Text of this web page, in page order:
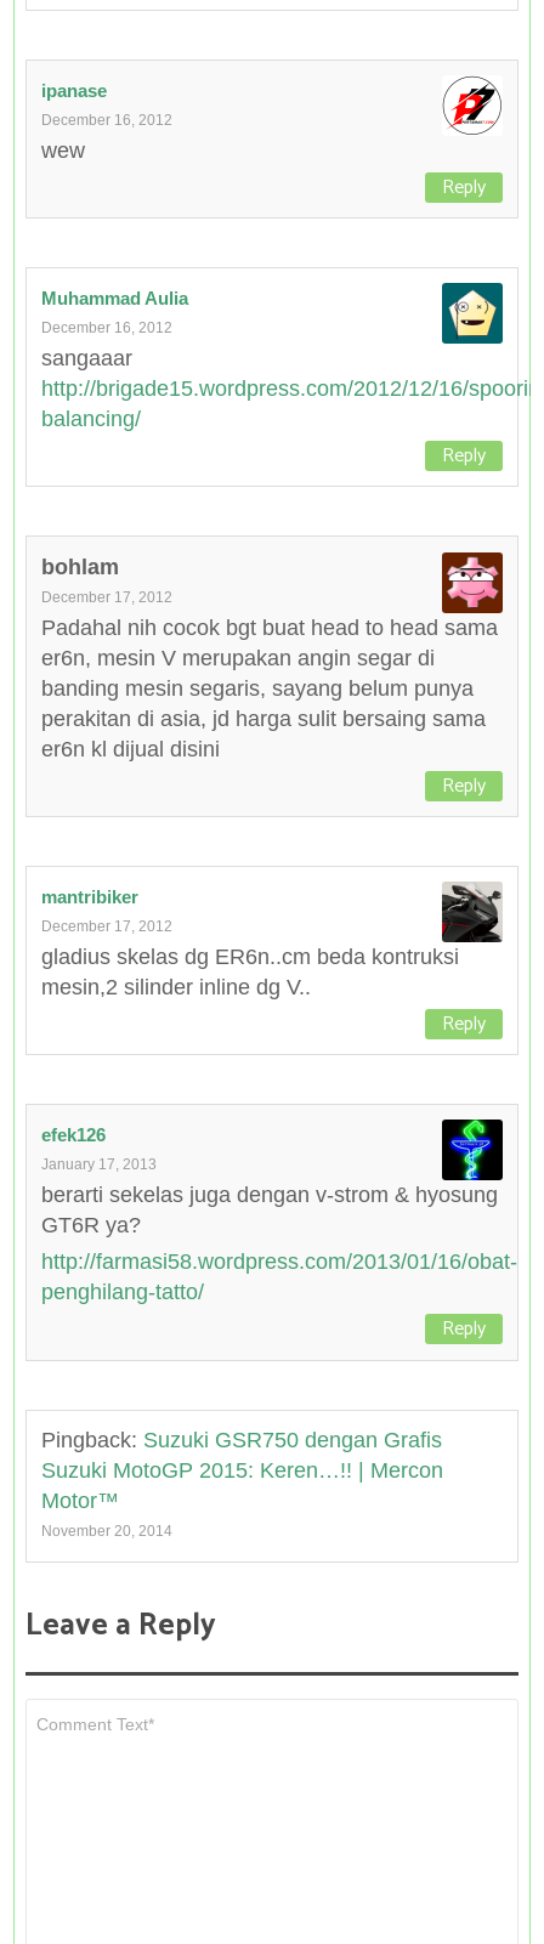
ipanase
December 16, 2012
wew
Reply
Muhammad Aulia
December 16, 2012
sangaaar
http://brigade15.wordpress.com/2012/12/16/
balancing/
Reply
bohlam
December 17, 2012
Padahal nih cocok bgt buat head to head sama
er6n, mesin V merupakan angin segar di
banding mesin segaris, sayang belum punya
perakitan di asia, jd harga sulit bersaing sama
er6n kl dijual disini
Reply
mantribiker
December 17, 2012
gladius skelas dg ER6n..cm beda kontruksi
mesin,2 silinder inline dg V..
Reply
efek126
January 17, 2013
berarti sekelas juga dengan v-strom & hyosung
GT6R ya?
http://farmasi58.wordpress.com/2013/01/16/obat-
penghilang-tatto/
Reply
Pingback: Suzuki GSR750 dengan Grafis
Suzuki MotoGP 2015: Keren…!! | Mercon
Motor™
November 20, 2014
Leave a Reply